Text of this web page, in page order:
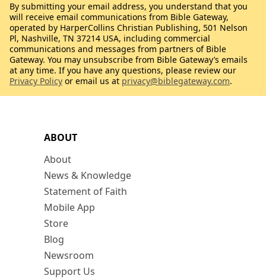
ABOUT
About
News & Knowledge
Statement of Faith
Mobile App
Store
Blog
Newsroom
Support Us
By submitting your email address, you understand that you
will receive email communications from Bible Gateway,
operated by HarperCollins Christian Publishing, 501 Nelson
Pl, Nashville, TN 37214 USA, including commercial
communications and messages from partners of Bible
Gateway. You may unsubscribe from Bible Gateway’s emails
at any time. If you have any questions, please review our
Privacy Policy or email us at privacy@biblegateway.com.